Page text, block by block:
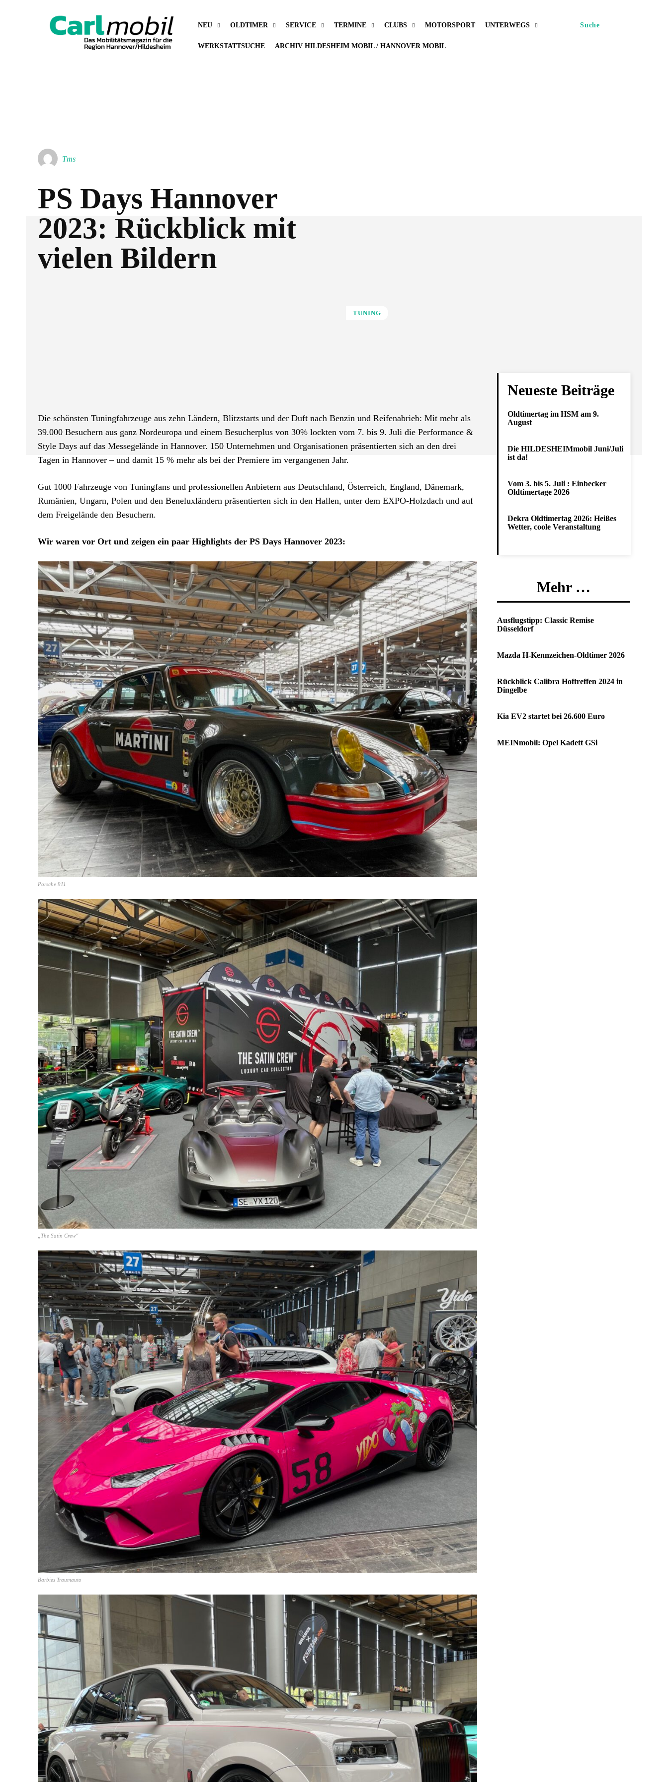
Suche
NEU OLDTIMER SERVICE TERMINE CLUBS MOTORSPORT UNTERWEGS
WERKSTATTSUCHE ARCHIV HILDESHEIM MOBIL / HANNOVER MOBIL
Tms
PS Days Hannover
2023: Rückblick mit
vielen Bildern
TUNING
Die schönsten Tuningfahrzeuge aus zehn Ländern, Blitzstarts und der Duft nach Benzin und Reifenabrieb: Mit mehr als
39.000 Besuchern aus ganz Nordeuropa und einem Besucherplus von 30% lockten vom 7. bis 9. Juli die Performance &
Style Days auf das Messegelände in Hannover. 150 Unternehmen und Organisationen präsentierten sich an den drei
Tagen in Hannover – und damit 15 % mehr als bei der Premiere im vergangenen Jahr.
Gut 1000 Fahrzeuge von Tuningfans und professionellen Anbietern aus Deutschland, Österreich, England, Dänemark,
Rumänien, Ungarn, Polen und den Beneluxländern präsentierten sich in den Hallen, unter dem EXPO-Holzdach und auf
dem Freigelände den Besuchern.
Wir waren vor Ort und zeigen ein paar Highlights der PS Days Hannover 2023:
Porsche 911
„The Satin Crew“
Barbies Traumauto
Neueste Beiträge
Oldtimertag im HSM am 9.
August
Die HILDESHEIMmobil Juni/Juli
ist da!
Vom 3. bis 5. Juli : Einbecker
Oldtimertage 2026
Dekra Oldtimertag 2026: Heißes
Wetter, coole Veranstaltung
Mehr …
Ausflugstipp: Classic Remise
Düsseldorf
Mazda H-Kennzeichen-Oldtimer 2026
Rückblick Calibra Hoftreffen 2024 in
Dingelbe
Kia EV2 startet bei 26.600 Euro
MEINmobil: Opel Kadett GSi